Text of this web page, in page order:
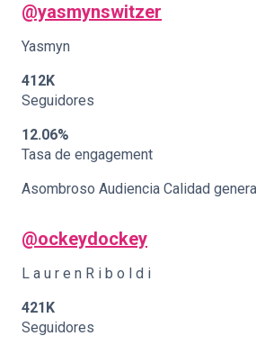
@yasmynswitzer
Yasmyn
412K
Seguidores
12.06%
Tasa de engagement
Asombroso Audiencia Calidad
@ockeydockey
L a u r e n R i b o l d i
421K
Seguidores